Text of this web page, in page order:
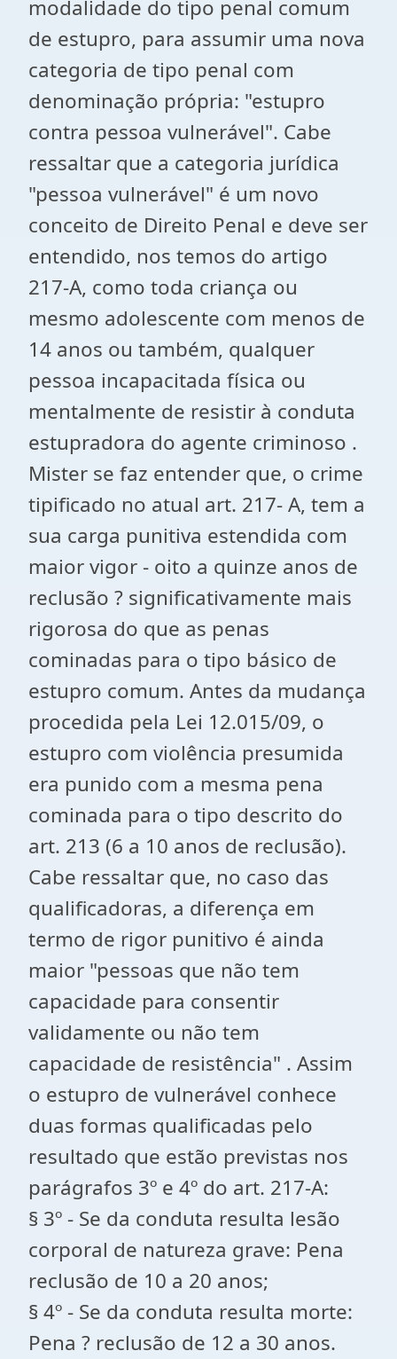
modalidade do tipo penal comum
de estupro, para assumir uma nova
categoria de tipo penal com
denominação própria: "estupro
contra pessoa vulnerável". Cabe
ressaltar que a categoria jurídica
"pessoa vulnerável" é um novo
conceito de Direito Penal e deve ser
entendido, nos temos do artigo
217-A, como toda criança ou
mesmo adolescente com menos de
14 anos ou também, qualquer
pessoa incapacitada física ou
mentalmente de resistir à conduta
estupradora do agente criminoso .
Mister se faz entender que, o crime
tipificado no atual art. 217- A, tem a
sua carga punitiva estendida com
maior vigor - oito a quinze anos de
reclusão ? significativamente mais
rigorosa do que as penas
cominadas para o tipo básico de
estupro comum. Antes da mudança
procedida pela Lei 12.015/09, o
estupro com violência presumida
era punido com a mesma pena
cominada para o tipo descrito do
art. 213 (6 a 10 anos de reclusão).
Cabe ressaltar que, no caso das
qualificadoras, a diferença em
termo de rigor punitivo é ainda
maior "pessoas que não tem
capacidade para consentir
validamente ou não tem
capacidade de resistência" . Assim
o estupro de vulnerável conhece
duas formas qualificadas pelo
resultado que estão previstas nos
parágrafos 3º e 4º do art. 217-A:
§ 3º - Se da conduta resulta lesão
corporal de natureza grave: Pena
reclusão de 10 a 20 anos;
§ 4º - Se da conduta resulta morte:
Pena ? reclusão de 12 a 30 anos.